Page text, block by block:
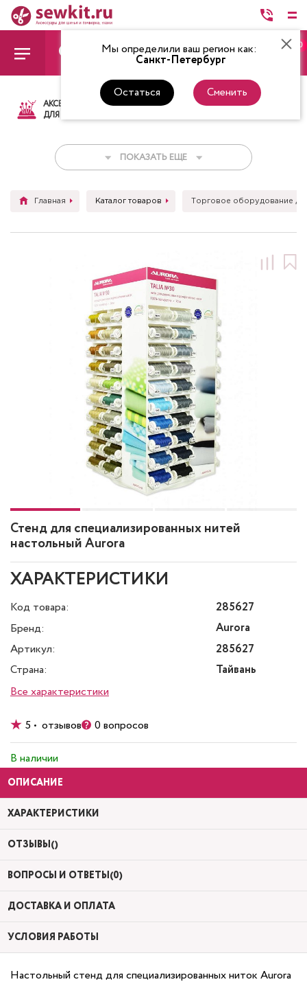
Мы определили ваш регион как:
Санкт-Петербург
Остаться Сменить
0
АКСЕССУАРЫ
ДЛЯ ШИТЬЯ
ТКАНИ НИТКИ
ПОКАЗАТЬ ЕЩЕ
Главная Каталог товаров Торговое оборудование
Стенд для специализированных нитей
настольный Aurora
ХАРАКТЕРИСТИКИ
Код товара:
285627
Бренд:
Aurora
Артикул:
285627
Страна:
Тайвань
Все характеристики
5 • отзывов 0 вопросов
В наличии
ОПИСАНИЕ
ХАРАКТЕРИСТИКИ
ОТЗЫВЫ()
ВОПРОСЫ И ОТВЕТЫ(0)
ДОСТАВКА И ОПЛАТА
УСЛОВИЯ РАБОТЫ
Настольный стенд для специализированных ниток Aurora